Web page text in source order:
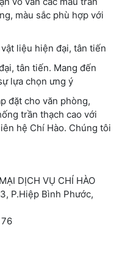
màu sắc phù hợp với
liệu hiện đại, tân tiến
tân tiến. Mang đến
lựa chọn ưng ý
đặt cho văn phòng,
trần thạch cao với
hệ Chí Hào. Chúng tôi
DỊCH VỤ CHÍ HÀO
P.Hiệp Bình Phước,